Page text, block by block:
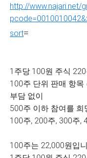
http://www.najari.net/
sort=
1주당 100원 주식
100주 단위 판매 항목
부담 없이
500주 이하 참여를
100주, 200주, 300주,
100주는 22,000원입